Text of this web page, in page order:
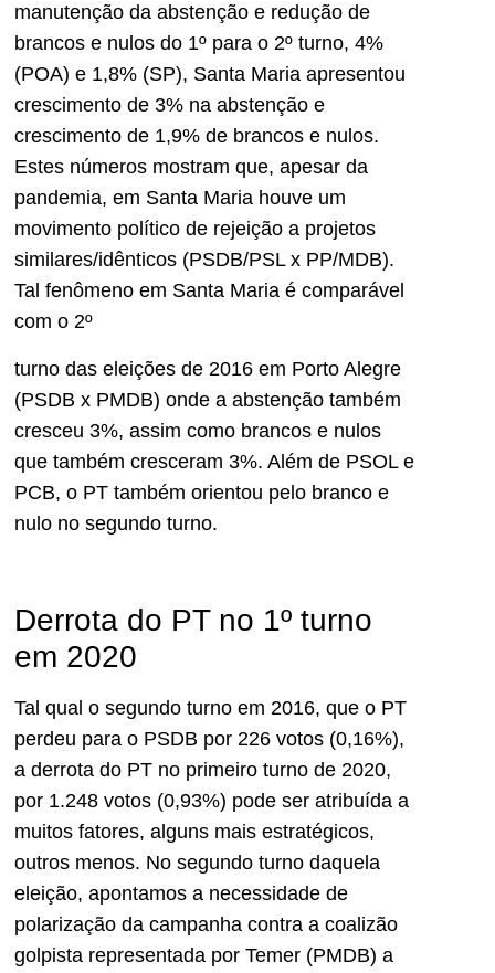
manutenção da abstenção e redução de
brancos e nulos do 1º para o 2º turno, 4%
(POA) e 1,8% (SP), Santa Maria apresentou
crescimento de 3% na abstenção e
crescimento de 1,9% de brancos e nulos.
Estes números mostram que, apesar da
pandemia, em Santa Maria houve um
movimento político de rejeição a projetos
similares/idênticos (PSDB/PSL x PP/MDB).
Tal fenômeno em Santa Maria é comparável
com o 2º
turno das eleições de 2016 em Porto Alegre
(PSDB x PMDB) onde a abstenção também
cresceu 3%, assim como brancos e nulos
que também cresceram 3%. Além de PSOL e
PCB, o PT também orientou pelo branco e
nulo no segundo turno.
Derrota do PT no 1º turno
em 2020
Tal qual o segundo turno em 2016, que o PT
perdeu para o PSDB por 226 votos (0,16%),
a derrota do PT no primeiro turno de 2020,
por 1.248 votos (0,93%) pode ser atribuída a
muitos fatores, alguns mais estratégicos,
outros menos. No segundo turno daquela
eleição, apontamos a necessidade de
polarização da campanha contra a coalizão
golpista representada por Temer (PMDB) a